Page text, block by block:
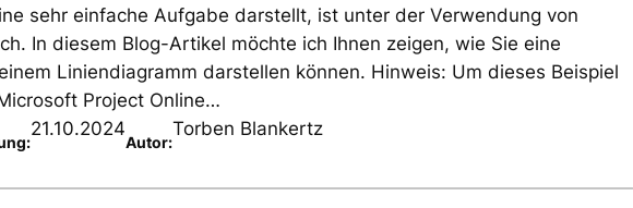
sehr einfache Aufgabe darstellt, ist unter der Verwendung von
In diesem Blog-Artikel möchte ich Ihnen zeigen, wie Sie eine
Liniendiagramm darstellen können. Hinweis: Um dieses Beispiel
Project Online…
21.10.2024
Autor:
Torben Blankertz